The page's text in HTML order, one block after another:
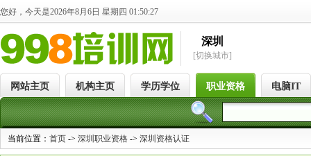
您好，今天是2026年8月6日 星期四 01:50:28
深圳
[切换城市]
网站主页 机构主页 学历学位 职业资格 电脑IT
当前位置： 首页 -> 深圳职业资格 -> 深圳资格认证